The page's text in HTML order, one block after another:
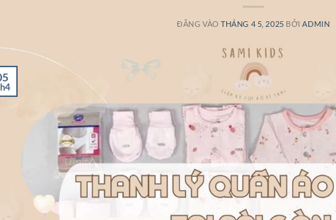
ĐĂNG VÀOTHÁNG 4 5, 2025 BỞI ADMIN